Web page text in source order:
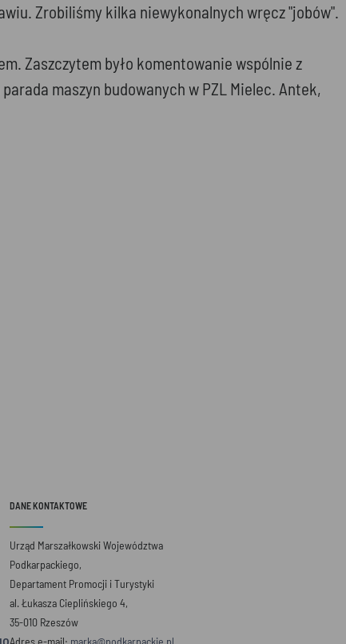
Zrobiliśmy kilka niewykonalnych wręcz "jobów".
Zaszczytem było komentowanie wspólnie z
maszyn budowanych w PZL Mielec. Antek,
DANE KONTAKTOWE
Urząd Marszałkowski Województwa
Podkarpackiego,
Departament Promocji i Turystyki
al. Łukasza Cieplińskiego 4,
35-010 Rzeszów